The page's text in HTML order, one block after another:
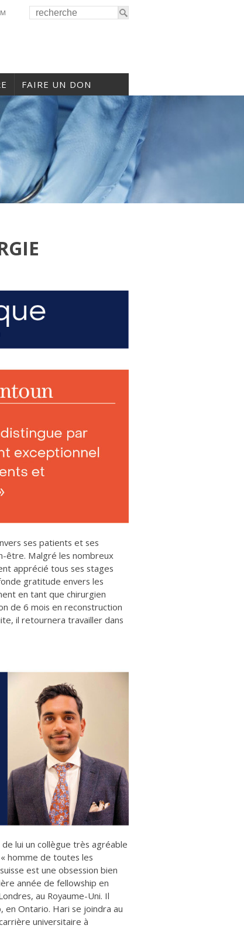
FAIRE UN DON
ses patients et ses
être. Malgré les nombreux
apprécié tous ses stages
gratitude envers les
en tant que chirurgien
de 6 mois en reconstruction
il retournera travailler dans
lui un collègue très agréable
homme de toutes les
est une obsession bien
année de fellowship en
au Royaume-Uni. Il
Ontario. Hari se joindra au
universitaire à